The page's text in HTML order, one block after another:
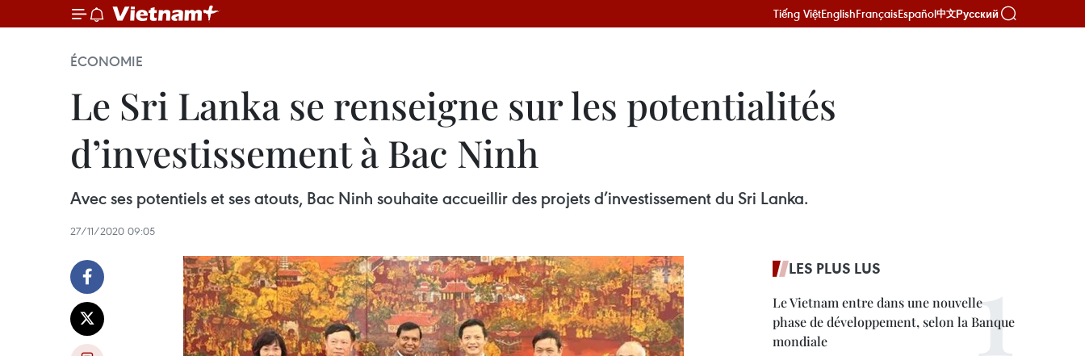
Tiếng ViệtEnglishFrançaisEspañol中文Русский
ÉCONOMIE
Le Sri Lanka se renseigne sur les potentialités
d’investissement à Bac Ninh
Avec ses potentiels et ses atouts, Bac Ninh souhaite accueillir des projets d’investissement du Sri Lanka.
27/11/2020 09:05
LES PLUS LUS
Le Vietnam entre dans une nouvelle
phase de développement, selon la Banque
mondiale